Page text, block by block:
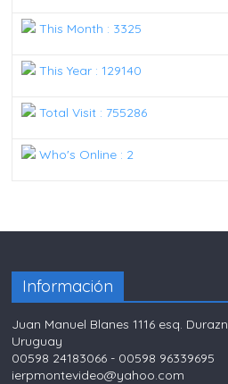
This Month : 3325
This Year : 129140
Total Visit : 755286
Who's Online : 2
Información
Juan Manuel Blanes 1116 esq.
Uruguay
00598 24183066 - 00598 96339695
ierpmontevideo@yahoo.com